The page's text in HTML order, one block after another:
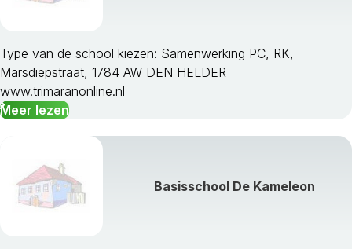
Type van de school kiezen: Samenwerking PC, RK,
Marsdiepstraat, 1784 AW DEN HELDER
www.trimaranonline.nl
Meer lezen
Basisschool De Kameleon